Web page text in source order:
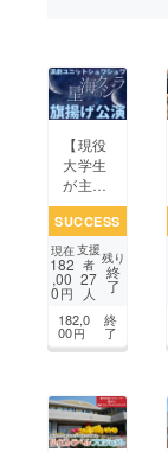
【現役
大学生
が主
催！】
演劇ユ
ニット
シュワ
シュワ
旗揚げ
公演
『星海
秋田
SUCCESS
現在
182
,00
0円
支援
者
27
人
残り
終
了
182,0
00円
終
了